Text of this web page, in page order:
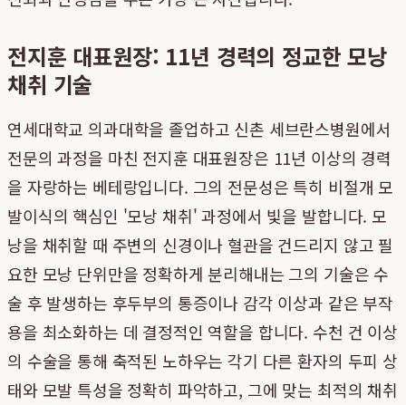
전지훈 대표원장: 11년 경력의 정교한 모낭
채취 기술
연세대학교 의과대학을 졸업하고 신촌 세브란스병원에서
전문의 과정을 마친 전지훈 대표원장은 11년 이상의 경력
을 자랑하는 베테랑입니다. 그의 전문성은 특히 비절개 모
발이식의 핵심인 '모낭 채취' 과정에서 빛을 발합니다. 모
낭을 채취할 때 주변의 신경이나 혈관을 건드리지 않고 필
요한 모낭 단위만을 정확하게 분리해내는 그의 기술은 수
술 후 발생하는 후두부의 통증이나 감각 이상과 같은 부작
용을 최소화하는 데 결정적인 역할을 합니다. 수천 건 이상
의 수술을 통해 축적된 노하우는 각기 다른 환자의 두피 상
태와 모발 특성을 정확히 파악하고, 그에 맞는 최적의 채취